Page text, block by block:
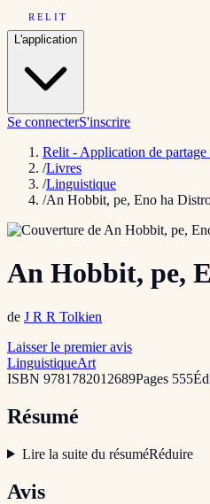
RELIT
L'application
Se connecterS'inscrire
Relit - Application de
/Livres
/Linguistique
/An Hobbit, pe, Eno ha
An Hobbit, pe,
de J R R Tolkien
Laisser le premier avis
LinguistiqueArt
ISBN 9781782012689Pages 555
Résumé
Lire la suite du résuméRéduire
Avis